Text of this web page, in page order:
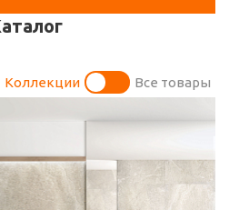
Коллекции Все товары